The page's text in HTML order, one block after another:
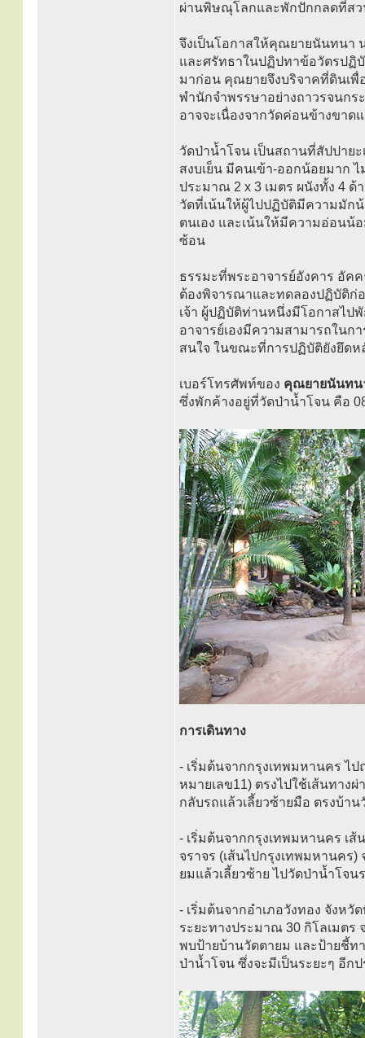
ผ่านพิษณุโลกและพักปักกลดที่ส
จึงเป็นโอกาสให้คุณยายนันทนา
และศรัทธาในปฏิปทาข้อวัตรปฏิ
มาก่อน คุณยายจึงบริจาคที่ดินเพื่
พำนักจำพรรษาอย่างถาวรจนกร
อาจจะเนื่องจากวัดค่อนข้างขาด
วัดป่าน้ำโจน เป็นสถานที่สัปปาย
สงบเย็น มีคนเข้า-ออกน้อยมาก
ประมาณ 2 x 3 เมตร ผนังทั้ง 4 ด้
วัดที่เน้นให้ผู้ไปปฏิบัติมีความมัก
ตนเอง และเน้นให้มีความอ่อนน้
ซ้อน
ธรรมะที่พระอาจารย์อังคาร อั
ต้องพิจารณาและทดลองปฏิบัติก่
เจ้า ผู้ปฏิบัติท่านหนึ่งมีโอกาสไป
อาจารย์เองมีความสามารถใน
สนใจ ในขณะที่การปฏิบัติยังยึด
เบอร์โทรศัพท์ของ คุณยายนันทน
ซึ่งพักค้างอยู่ที่วัดป่าน้ำโจน คือ
การเดินทาง
- เริ่มต้นจากกรุงเทพมหานคร ไป
หมายเลข11) ตรงไปใช้เส้นทาง
กลับรถแล้วเลี้ยวซ้ายมือ ตรงบ้า
- เริ่มต้นจากกรุงเทพมหานคร เ
จราจร (เส้นไปกรุงเทพมหานคร
ยมแล้วเลี้ยวซ้าย ไปวัดป่าน้ำโจ
- เริ่มต้นจากอำเภอวังทอง จังห
ระยะทางประมาณ 30 กิโลเมตร
พบป้ายบ้านวัดตายม และป้ายชี้ท
ป่าน้ำโจน ซึ่งจะมีเป็นระยะๆ อีก